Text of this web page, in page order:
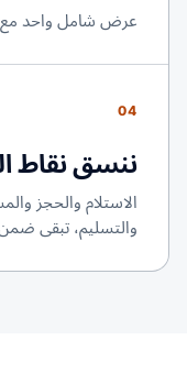
عرض شامل واحد مع
04
ننسق نقاط
الاستلام والحجز
والتسليم، تبقى